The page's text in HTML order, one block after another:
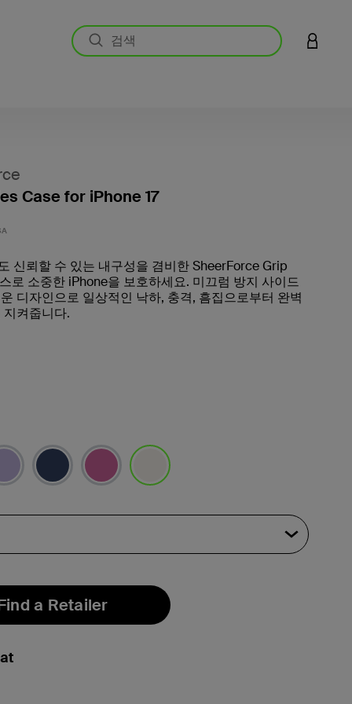
LOGIN
Case for iPhone 17
신뢰할 수 있는 내구성을 겸비한 SheerForce Grip
로 소중한 iPhone을 보호하세요. 미끄럼 방지 사이드
디자인으로 일상적인 낙하, 충격, 흠집으로부터 완벽
켜줍니다.
a Retailer